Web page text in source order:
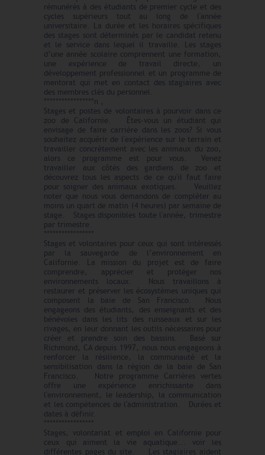
rémunérés à des étudiants de premier cycle et des
cycles supérieurs tout au long de l'année
universitaire. La durée et les horaires spécifiques
des stages sont déterminés par le candidat retenu
et le service dans lequel il travaille. Les stages
d’une année scolaire comprennent une formation,
une expérience de travail directe, un
développement professionnel et un programme de
mentorat qui met en contact des stagiaires avec
des membres clés du personnel.
*****************n ,
Stages et postes de volontaires à pourvoir dans ce
zoo de Californie. Êtes-vous un étudiant qui
envisage de faire carrière dans les zoos? Si vous
souhaitez acquérir de l'expérience sur le terrain et
travailler concrètement avec les animaux du zoo,
alors ce programme est pour vous. Venez
travailler aux côtés des gardiens de zoo et
découvrez tous les aspects de ce qu'il faut faire
pour soigner des animaux exotiques. Veuillez
noter que nous vous demandons de compléter au
moins un quart de matin (4 heures) par semaine de
stage. Stages disponibles toute l'année, trimestre
par trimestre.
*****************
Stages et volontaires pour ceux qui sont intéressés
par la sauvegarde de l’environnement en
Californie. La mission du projet est de faire
comprendre, apprécier et protéger nos
environnements locaux. Nous travaillons à
restaurer et préserver les écosystèmes uniques qui
composent la baie de San Francisco. Nous
engageons des étudiants, des enseignants et des
bénévoles dans les lits des ruisseaux et sur les
rivages, en leur donnant les outils nécessaires pour
créer et prendre soin des bassins. Basé sur
Richmond, CA depuis 1997, nous nous engageons à
renforcer la résilience, la communauté et la
sensibilisation dans la région de la baie de San
Francisco. Notre programme Carrières vertes
offre une expérience enrichissante dans
l'environnement, le leadership, la communication
et les compétences de l'administration. Durées et
dates à définir.
*****************
Stages, volontariat et emploi en Californie pour
ceux qui aiment la vie aquatique... voir les
différentes pages du site. Les stagiaires aident